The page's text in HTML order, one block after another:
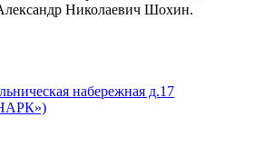
Николаевич Шохин.
набережная д.17